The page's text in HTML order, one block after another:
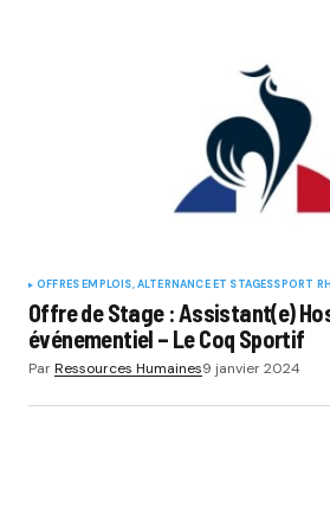
OFFRES EMPLOIS, ALTERNANCE ET STAGESSPORT RH
Offre de Stage : Assistant(e)
événementiel – Le Coq Sportif
ParRessources Humaines9 janvier 2024